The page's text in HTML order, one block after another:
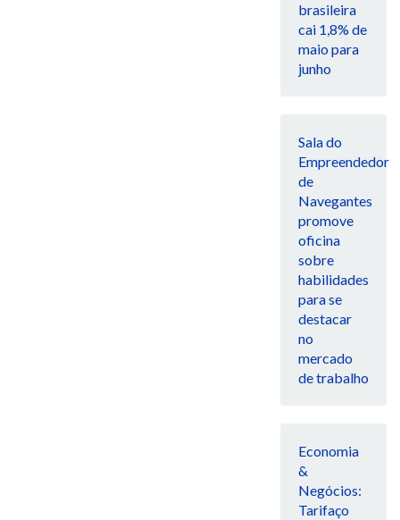
brasileira
cai 1,8% de
maio para
junho
Sala do
Empreendedor
de
Navegantes
promove
oficina
sobre
habilidades
para se
destacar
no
mercado
de trabalho
Economia
&
Negócios:
Tarifaço